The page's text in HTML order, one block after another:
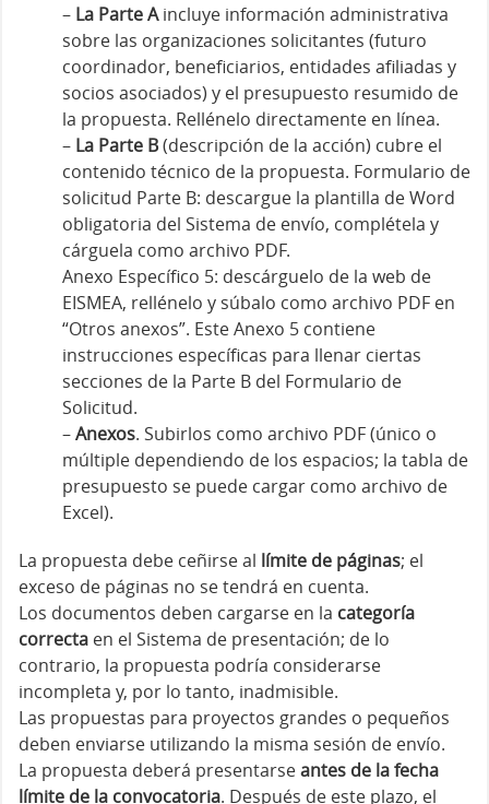
– La Parte Aincluye información administrativa
sobre las organizaciones solicitantes (futuro
coordinador, beneficiarios, entidades afiliadas y
socios asociados) y el presupuesto resumido de
la propuesta. Rellénelo directamente en línea.
– La Parte B(descripción de la acción) cubre el
contenido técnico de la propuesta. Formulario de
solicitud Parte B: descargue la plantilla de Word
obligatoria del Sistema de envío, complétela y
cárguela como archivo PDF.
Anexo Específico 5: descárguelo de la web de
EISMEA, rellénelo y súbalo como archivo PDF en
“Otros anexos”. Este Anexo 5 contiene
instrucciones específicas para llenar ciertas
secciones de la Parte B del Formulario de
Solicitud.
–Anexos. Subirlos como archivo PDF (único o
múltiple dependiendo de los espacios; la tabla de
presupuesto se puede cargar como archivo de
Excel).
La propuesta debe ceñirse al límite de páginas; el
exceso de páginas no se tendrá en cuenta.
Los documentos deben cargarse en la categoría
correcta en el Sistema de presentación; de lo
contrario, la propuesta podría considerarse
incompleta y, por lo tanto, inadmisible.
Las propuestas para proyectos grandes o pequeños
deben enviarse utilizando la misma sesión de envío.
La propuesta deberá presentarseantes de la fecha
límite de la convocatoria. Después de este plazo, el